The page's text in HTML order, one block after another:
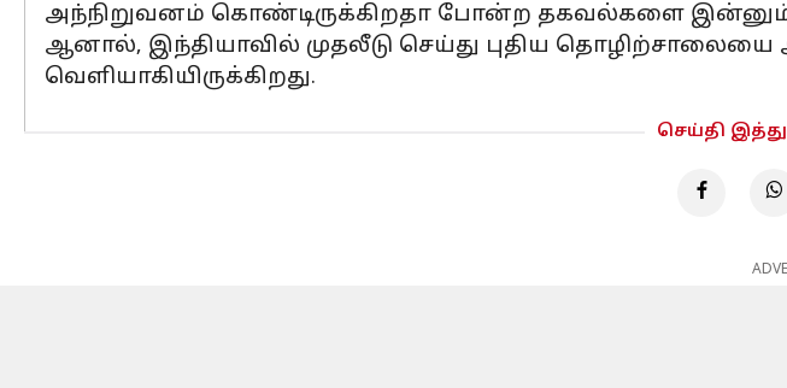
அந்நிறுவனம் கொண்டிருக்கிறதா போன்ற தகவல்களை இன்னும்
ஆனால், இந்தியாவில் முதலீடு செய்து புதிய
வெளியாகியிருக்கிறது.
செய்தி